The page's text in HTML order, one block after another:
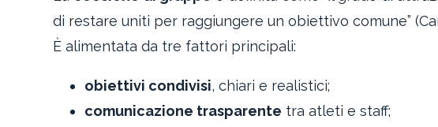
di restare uniti per raggiungere un obiettivo comune”
È alimentata da tre fattori principali:
obiettivi condivisi, chiari e realistici;
comunicazione trasparente tra atleti e staff;